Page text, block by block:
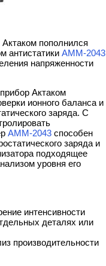
пополнился
антистатики АММ-2043
напряженности
Актаком
ионного баланса и
заряда. С
АММ-2043 способен
заряда и
подходящее
уровня его
интенсивности
деталях или
производительности